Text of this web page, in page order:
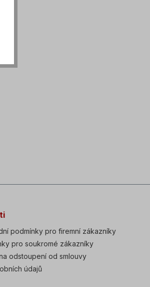
podmínky pro firemní zákazníky
pro soukromé zákazníky
odstoupení od smlouvy
údajů